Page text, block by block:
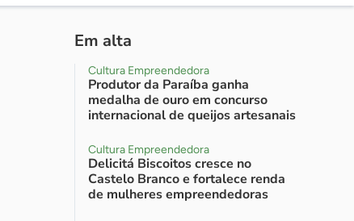
Em alta
Cultura Empreendedora
Produtor da Paraíba ganha
medalha de ouro em concurso
internacional de queijos artesanais
Cultura Empreendedora
Delicitá Biscoitos cresce no
Castelo Branco e fortalece renda
de mulheres empreendedoras